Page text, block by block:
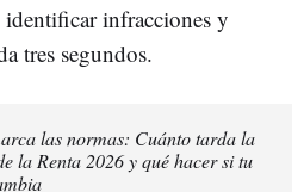
infracciones y
tres segundos.
las normas: Cuánto tarda la
la Renta 2026 y qué hacer si tu